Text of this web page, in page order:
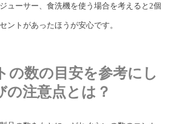
ューサー、食洗機を使う場合を考えると2個
ントがあったほうが安心です。
の数の目安を参考にし
の注意点とは？